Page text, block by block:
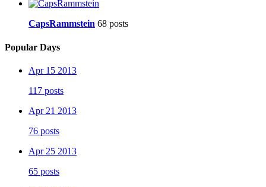
CapsRammstein 68 posts
Popular Days
Apr 15 2013
117 posts
Apr 21 2013
76 posts
Apr 25 2013
65 posts